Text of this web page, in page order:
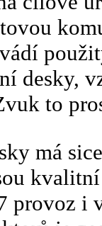
desky,
to
má
provoz i